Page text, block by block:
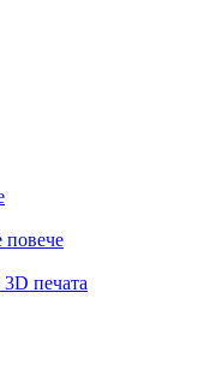
повече
печата